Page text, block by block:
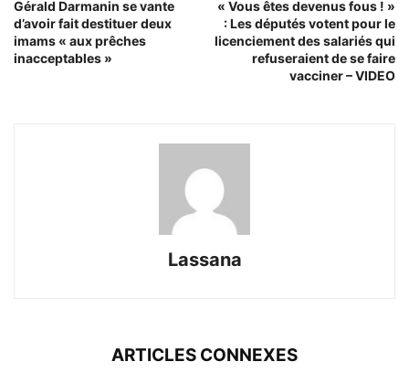
Gérald Darmanin se vante
d’avoir fait destituer deux
imams « aux prêches
inacceptables »
« Vous êtes devenus fous ! »
: Les députés votent pour le
licenciement des salariés qui
refuseraient de se faire
vacciner – VIDEO
Lassana
ARTICLES CONNEXES